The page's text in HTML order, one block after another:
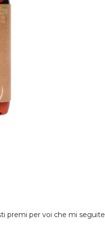
premi per voi che mi seguite